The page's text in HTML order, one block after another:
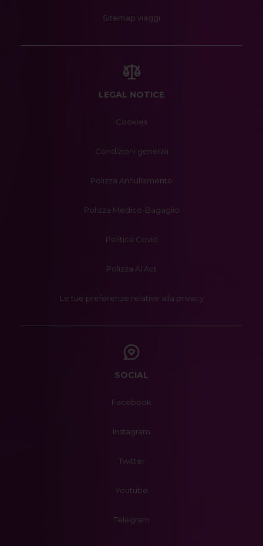
Sitemap viaggi
LEGAL NOTICE
Cookies
Condizioni generali
Polizza Annullamento
Polizza Medico-Bagaglio
Politica Covid
Polizza AI Act
Le tue preferenze relative alla privacy
SOCIAL
Facebook
Instagram
Twitter
Youtube
Telegram